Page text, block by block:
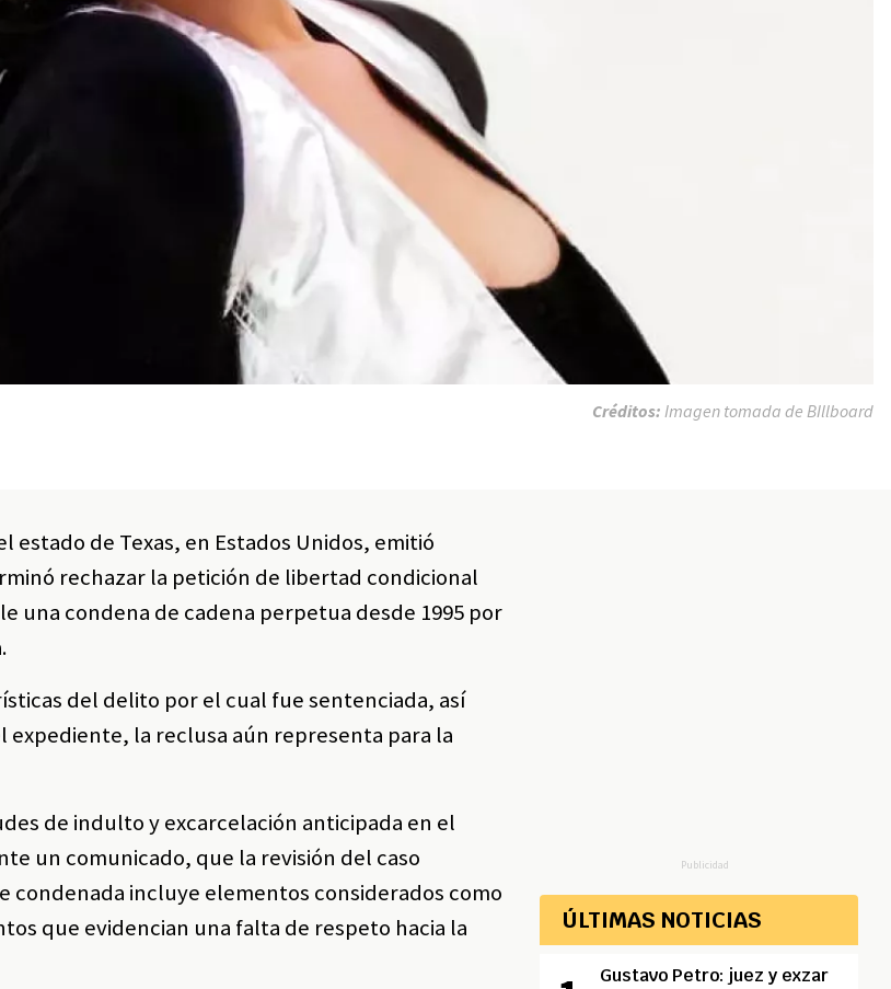
Créditos: Imagen tomada de BIllboard
de Texas, en Estados Unidos, emitió
rechazar la petición de libertad condicional
una condena de cadena perpetua desde 1995 por
del delito por el cual fue sentenciada, así
expediente, la reclusa aún representa para la
de indulto y excarcelación anticipada en el
un comunicado, que la revisión del caso
incluye elementos considerados como
que evidencian una falta de respeto hacia la
Publicidad
ÚLTIMAS NOTICIAS
Gustavo Petro: juez y exzar